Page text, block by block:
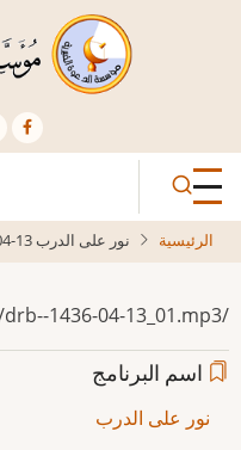
الرئيسية نور على الدرب 13-04-1436هـ
/sites/default/files/drb--1436-04-13_01.mp3
اسم البرنامج
نور على الدرب